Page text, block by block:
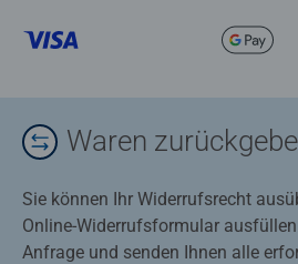
Waren
Sie können Ihr Widerrufsrecht
Online-Widerrufsformular
Anfrage und senden Ihnen alle